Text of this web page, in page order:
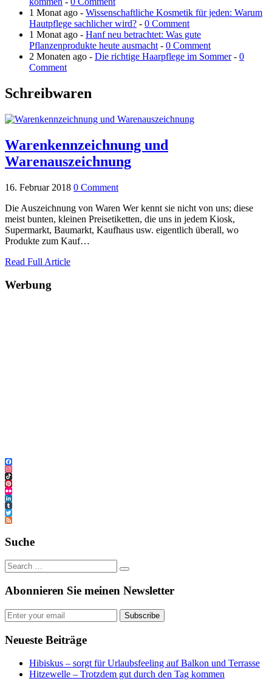
1 Monat ago - Wissenschaftliche Kosmetik für jeden: Warum
Hautpflege sachlicher wird? - 0 Comment
1 Monat ago - Hanf neu betrachtet: Was gute
Pflanzenprodukte heute ausmacht - 0 Comment
2 Monaten ago - Die richtige Haarpflege im Sommer- 0
Comment
Schreibwaren
Warenkennzeichnung und
Warenauszeichnung
16. Februar 2018 0 Comment
Die Auszeichnung von Waren Wer kennt sie nicht von uns; diese
meist bunten, kleinen Preisetiketten, die uns in jedem Kiosk,
Supermarkt, Baumarkt, Kaufhaus usw. eigentlich überall, wo
Produkte zum Kauf…
Read Full Article
Werbung
Facebook
Instagram
TikTok
Pinterest
Flickr
LinkedIn
Tumblr
Twitter
Feed
Suche
Abonnieren Sie meinen Newsletter
Subscribe
Neueste Beiträge
Hibiskus – sorgt für Urlaubsfeeling auf Balkon und Terrasse
Hitzewelle – Trotzdem gut durch den Tag kommen